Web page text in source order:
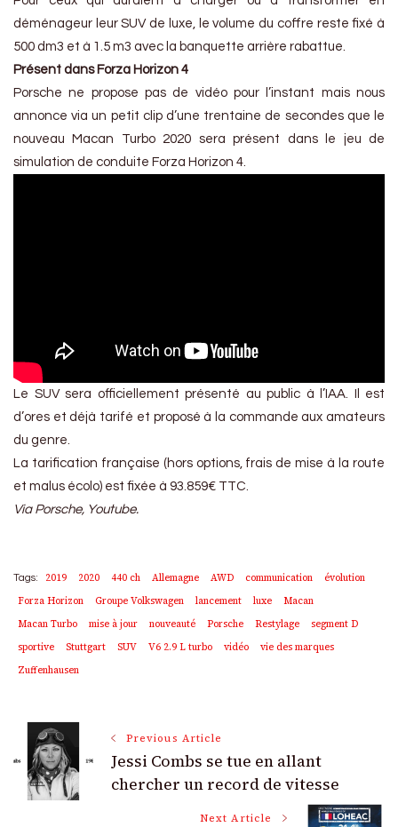
déménageur leur SUV de luxe, le volume du coffre reste fixé à
500 dm3 et à 1.5 m3 avec la banquette arrière rabattue.
Présent dans Forza Horizon 4
Porsche ne propose pas de vidéo pour l’instant mais nous
annonce via un petit clip d’une trentaine de secondes que le
nouveau Macan Turbo 2020 sera présent dans le jeu de
simulation de conduite Forza Horizon 4.
Le SUV sera officiellement présenté au public à l’IAA. Il est
d’ores et déjà tarifé et proposé à la commande aux amateurs
du genre.
La tarification française (hors options, frais de mise à la route
et malus écolo) est fixée à 93.859€ TTC.
Via Porsche, Youtube.
Tags: 2019 2020 440 ch Allemagne AWD communication
évolution
Forza Horizon
Groupe Volkswagen lancement luxe
Macan
Macan Turbo
mise à jour nouveauté Porsche Restylage
segment D
sportive
Stuttgart SUV V6 2.9 L turbo vidéo
vie des marques
Zuffenhausen
Post
Navigation
Previous Article
Jessi Combs se tue en allant
chercher un record de vitesse
Next Article